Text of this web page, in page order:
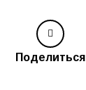
Поделиться